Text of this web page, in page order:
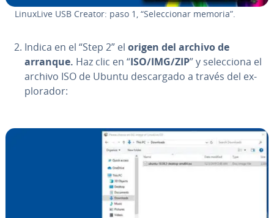
LinuxLive USB Creator: paso 1, “Se­le­c­cio­nar memoria”.
Indica en el “Step 2” el origen del archivo de
arranque. Haz clic en “ISO/IMG/ZIP” y se­le­c­cio­na el
archivo ISO de Ubuntu de­s­ca­r­ga­do a través del ex­
plo­ra­dor: